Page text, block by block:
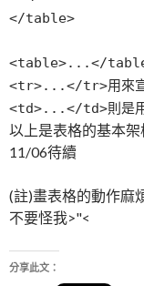
</table>
<table>...</table>
<tr>...</tr>用來宣
<td>...</td>則是用
以上是表格的基本
11/06待續
(註)畫表格的動作麻
不要怪我>"<
分享此文：